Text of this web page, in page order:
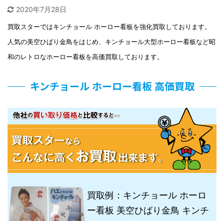
2020年7月28日
買取スターではキンチョール ホーロー看板を強化買取しております。
人気の美空ひばり金鳥をはじめ、キンチョール大型ホーロー看板など昭
和のレトロなホーロー看板を高価買取しております。
キンチョール ホーロー看板 高価買取
買取例：キンチョール ホーロ
ー看板 美空ひばり金鳥 キンチ